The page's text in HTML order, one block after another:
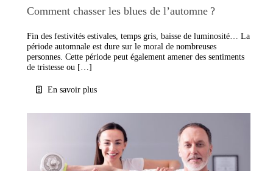
Comment chasser les blues de l’automne ?
Fin des festivités estivales, temps gris, baisse de luminosité… La
période automnale est dure sur le moral de nombreuses
personnes. Cette période peut également amener des sentiments
de tristesse ou […]
En savoir plus